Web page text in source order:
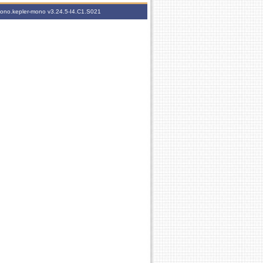
mono v3.24.5-I4.C1.S021